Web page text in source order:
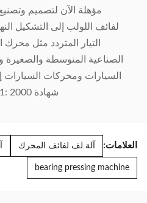
مؤهلة الآن لتصميم
لفائف اللولب إلى التشكيل
التيار المتردد مثل محرك
الصناعية المتوسطة
شهادة ISO9001: 2000 نظام إدارة الجودة.
العلامات: آلة لف لفائف المحرك
bearing pressing machine